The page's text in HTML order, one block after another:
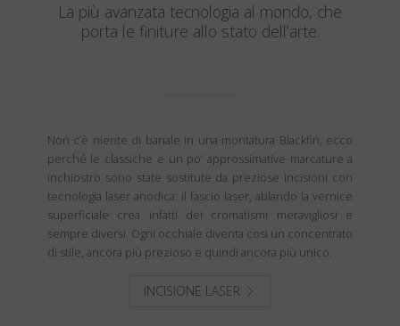
La più avanzata tecnologia al mondo, che
porta le finiture allo stato dell’arte.
Non c’è niente di banale in una montatura Blackfin, ecco
perché le classiche e un po’ approssimative marcature a
inchiostro sono state sostitute da preziose incisioni con
tecnologia laser anodica: il fascio laser, ablando la vernice
superficiale crea infatti dei cromatismi meravigliosi e
sempre diversi. Ogni occhiale diventa così un concentrato
di stile, ancora più prezioso e quindi ancora più unico.
INCISIONE LASER